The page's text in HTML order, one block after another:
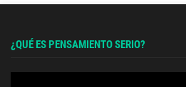
¿QUÉ ES PENSAMIENTO SERIO?